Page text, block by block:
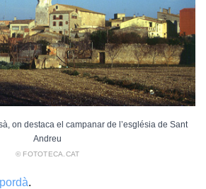
on destaca el campanar de l’església de Sant
Andreu
© FOTOTECA.CAT
.